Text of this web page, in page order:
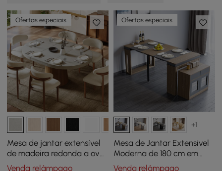
Ofertas especiais
Mesa de jantar extensível
de madeira redonda a oval
Japandi de 100 cm a 140
Venda relâmpago
Ofertas especiais
+1
Mesa de Jantar Extensível
Moderna de 180 cm em
Madeira Nogueira e
Venda relâmpago